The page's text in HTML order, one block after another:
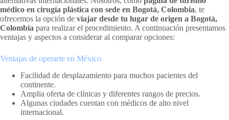
médico en cirugía plástica con sede en Bogotá, Colombia, te
ofrecemos la opción de viajar desde tu lugar de origen a Bogotá,
Colombia para realizar el procedimiento. A continuación presentamos
ventajas y aspectos a considerar al comparar opciones:
Ventajas de operarte en México
Facilidad de desplazamiento para muchos pacientes del
continente.
Amplia oferta de clínicas y diferentes rangos de precios.
Algunas ciudades cuentan con médicos de alto nivel
internacional.